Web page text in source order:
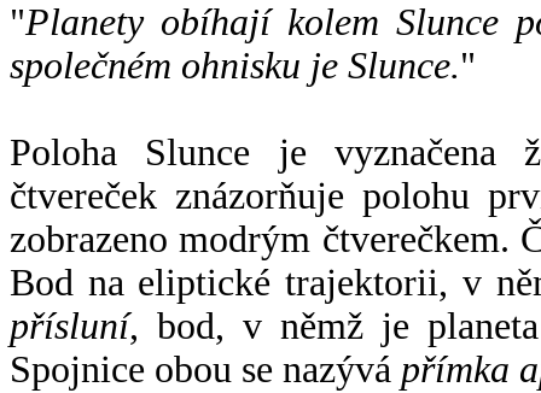
"Planety obíhají kolem Slunce
společném ohnisku je Slunce."
Poloha Slunce je vyznačena
čtvereček znázorňuje polohu
zobrazeno modrým čtverečkem.
Bod na eliptické trajektorii, v
přísluní, bod, v němž je
Spojnice obou se nazývá přímka